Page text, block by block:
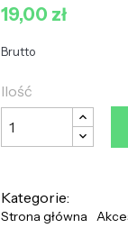
19,00 zł
Brutto
Ilość
Kategorie:
Strona główna